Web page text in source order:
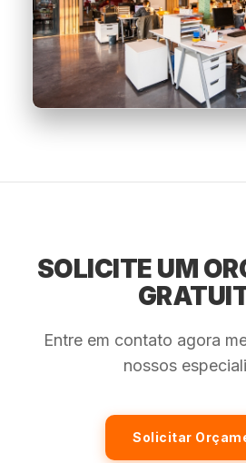
SOLICITE UM
Entre em contato agora
nossos
Solicitar